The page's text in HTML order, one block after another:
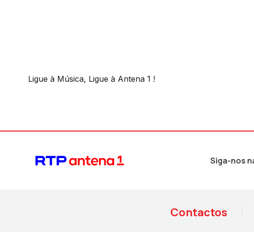
Ligue à Música, Ligue à Antena 1 !
Siga-nos
Contactos